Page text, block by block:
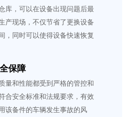
库，可以在设备出现问题后最
产现场，不仅节省了更换设备
，同时可以使得设备快速恢复
保障
量和性能都受到严格的管控和
合安全标准和法规要求，有效
该备件的车辆发生事故的风